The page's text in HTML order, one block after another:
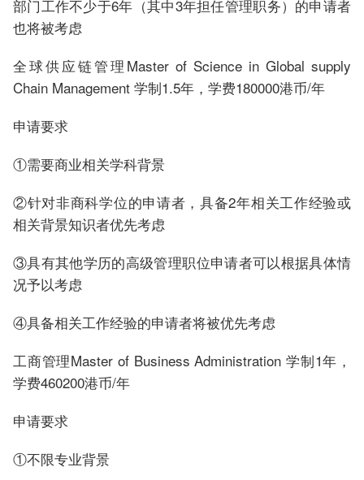
部门工作不少于6年（其中3年担任管理职务）的申请者
也将被考虑
全球供应链管理Master of Science in Global supply
Chain Management 学制1.5年，学费180000港币/年
申请要求
①需要商业相关学科背景
②针对非商科学位的申请者，具备2年相关工作经验或
相关背景知识者优先考虑
③具有其他学历的高级管理职位申请者可以根据具体情
况予以考虑
④具备相关工作经验的申请者将被优先考虑
工商管理Master of Business Administration 学制1年，
学费460200港币/年
申请要求
①不限专业背景